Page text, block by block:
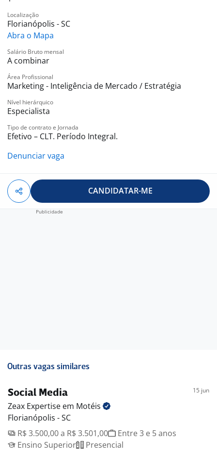
Localização
Florianópolis - SC
Abra o Mapa
Salário Bruto mensal
A combinar
Área Profissional
Marketing - Inteligência de Mercado / Estratégia
Nível hierárquico
Especialista
Tipo de contrato e Jornada
Efetivo – CLT. Período Integral.
Denunciar vaga
CANDIDATAR-ME
Outras vagas similares
Social Media 15 jun
Zeax Expertise em Motéis
Florianópolis - SC
R$ 3.500,00 a R$ 3.501,00
Entre 3 e 5 anos
Ensino Superior
Presencial